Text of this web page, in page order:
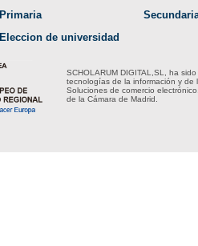
Primaria
Eleccion de universidad
SCHOLARUM DIGITAL,SL, ha
tecnologías de la información y de
Soluciones de comercio
de la Cámara de Madrid.